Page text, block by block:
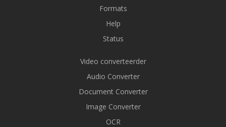
Formats
Help
Status
Video converteerder
Audio Converter
Document Converter
Image Converter
OCR